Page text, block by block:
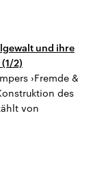
und ihre
2)
›Fremde &
des
von